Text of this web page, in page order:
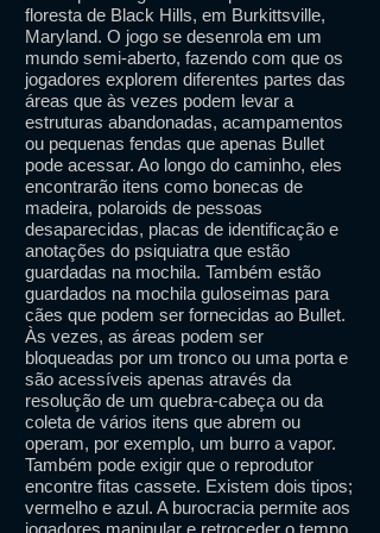
floresta de Black Hills, em Burkittsville,
Maryland. O jogo se desenrola em um
mundo semi-aberto, fazendo com que os
jogadores explorem diferentes partes das
áreas que às vezes podem levar a
estruturas abandonadas, acampamentos
ou pequenas fendas que apenas Bullet
pode acessar. Ao longo do caminho, eles
encontrarão itens como bonecas de
madeira, polaroids de pessoas
desaparecidas, placas de identificação e
anotações do psiquiatra que estão
guardadas na mochila. Também estão
guardados na mochila guloseimas para
cães que podem ser fornecidas ao Bullet.
Às vezes, as áreas podem ser
bloqueadas por um tronco ou uma porta e
são acessíveis apenas através da
resolução de um quebra-cabeça ou da
coleta de vários itens que abrem ou
operam, por exemplo, um burro a vapor.
Também pode exigir que o reprodutor
encontre fitas cassete. Existem dois tipos;
vermelho e azul. A burocracia permite aos
jogadores manipular e retroceder o tempo